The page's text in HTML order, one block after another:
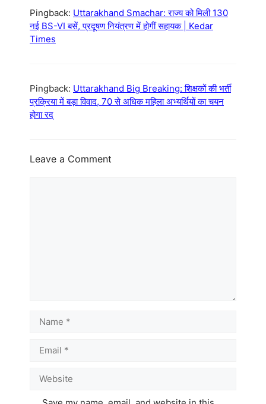
Pingback: Uttarakhand Smachar: राज्य को मिली 130
नई BS-VI बसें, प्रदूषण नियंत्रण में होगीं सहायक | Kedar
Times
Pingback: Uttarakhand Big Breaking: शिक्षकों की भर्ती
प्रक्रिया में बड़ा विवाद, 70 से अधिक महिला अभ्यर्थियों का चयन
होगा रद्
Leave a Comment
Name
Email
Website